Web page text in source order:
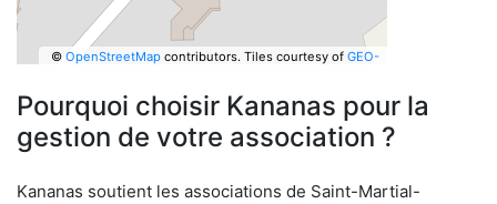
© OpenStreetMapcontributors. Tiles courtesy of GEO-
Pourquoi choisir Kananas pour la
gestion de votre association ?
Kananas soutient les associations de Saint-Martial-